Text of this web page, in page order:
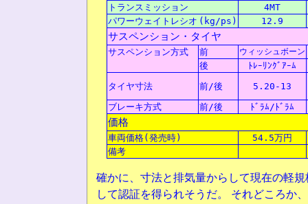
トランスミッション
4MT
パワーウェイトレシオ (kg/ps) 12.9
サスペンション・タイヤ
サスペンション方式 前 ウィッシュボーン
後
ﾄﾚｰﾘﾝｸﾞｱｰﾑ
タイヤ寸法 前/後
5.20-13
ブレーキ方式
前/後 ﾄﾞﾗﾑ/ﾄﾞﾗﾑ
価格
車両価格(発売時)
54.5万円
備考
確かに、寸法と排気量からして現在の軽
して認証を得られそうだ。 それどころか